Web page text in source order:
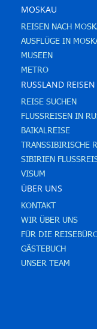
MOSKAU
REISEN NACH
AUSFLÜGE IN
MUSEEN
METRO
RUSSLAND REISEN
REISE SUCHEN
FLUSSREISEN IN
BAIKALREISE
TRANSSIBIRISCHE
SIBIRIEN
VISUM
ÜBER UNS
KONTAKT
WIR ÜBER UNS
FÜR DIE
GÄSTEBUCH
UNSER TEAM